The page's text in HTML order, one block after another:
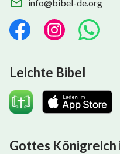
info@bibel-de.org
Leichte Bibel
Gottes Königreich